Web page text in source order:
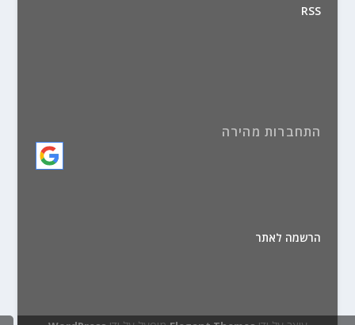
RSS
התחברות מהירה
הרשמה לאתר